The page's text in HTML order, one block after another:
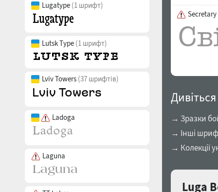
Lugatype (1 шрифт)
Lutsk Type (1 шрифт)
Lviv Towers (37 шрифтів)
Ladoga
Laguna
→ Зразки
→ Інші
→ Колекції
Luga